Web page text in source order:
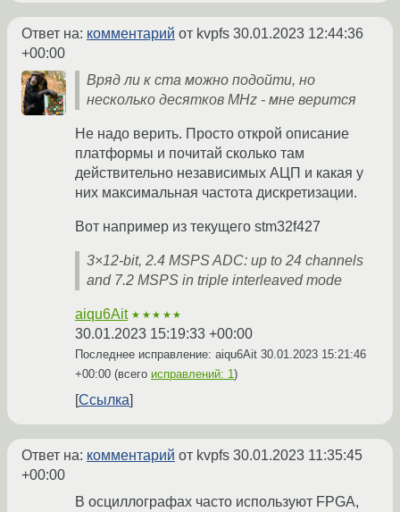
Ответ на: комментарий от kvpfs 30.01.2023 12:44:36
+00:00
Вряд ли к ста можно подойти, но
несколько десятков MHz - мне верится
Не надо верить. Просто открой описание
платформы и почитай сколько там
действительно независимых АЦП и какая у
них максимальная частота дискретизации.
Вот например из текущего stm32f427
3×12-bit, 2.4 MSPS ADC: up to 24 channels
and 7.2 MSPS in triple interleaved mode
aiqu6Ait ★★★★★
30.01.2023 15:19:33 +00:00
Последнее исправление: aiqu6Ait 30.01.2023 15:21:46
+00:00 (всего исправлений: 1)
Ссылка
Ответ на: комментарий от kvpfs 30.01.2023 11:35:45
+00:00
В осциллографах часто используют FPGA,